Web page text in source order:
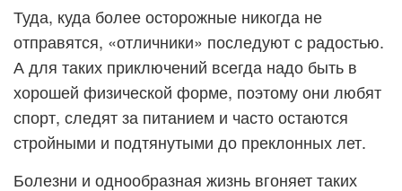
Туда, куда более осторожные никогда не
отправятся, «отличники» последуют с радостью.
А для таких приключений всегда надо быть в
хорошей физической форме, поэтому они любят
спорт, следят за питанием и часто остаются
стройными и подтянутыми до преклонных лет.
Болезни и однообразная жизнь вгоняет таких